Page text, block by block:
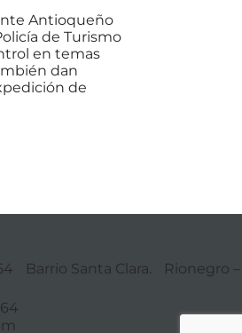
Antioqueño
de Turismo
en temas
dan
de
54 Barrio Santa Clara. Rionegro –